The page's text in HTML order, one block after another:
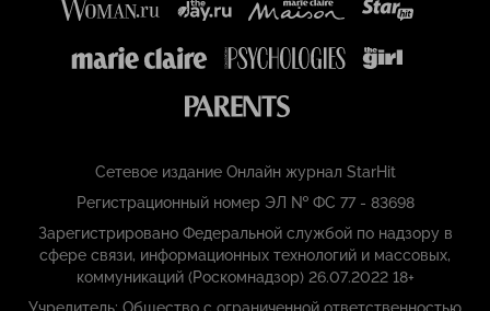
Сетевое издание Онлайн журнал StarHit
Регистрационный номер ЭЛ № ФС 77 - 83698
Зарегистрировано Федеральной службой по надзору в
сфере связи, информационных технологий и массовых,
коммуникаций (Роскомнадзор) 26.07.2022 18+